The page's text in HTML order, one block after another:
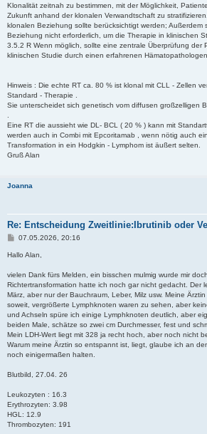
Klonalität zeitnah zu bestimmen, mit der Möglichkeit,
Zukunft anhand der klonalen Verwandtschaft zu
klonalen Beziehung sollte berücksichtigt werden; Außerdem
Beziehung nicht erforderlich, um die Therapie in klinischen
3.5.2 R Wenn möglich, sollte eine zentrale Überprüfung der
klinischen Studie durch einen erfahrenen
Hinweis : Die echte RT ca. 80 % ist klonal mit CLL - Zellen
Standard - Therapie .
Sie unterscheidet sich genetisch vom diffusen großzelligen
Eine RT die aussieht wie DL- BCL ( 20 % ) kann mit
werden auch in Combi mit Epcoritamab , wenn nötig auch
Transformation in ein Hodgkin - Lymphom ist äußert selten.
Gruß Alan
Joanna
Re: Entscheidung Zweitlinie:Ibrutinib oder
B
i
r
a
g
07.05.2026, 20:16
Hallo Alan,
vielen Dank fürs Melden, ein bisschen mulmig wurde mir
Richtertransformation hatte ich noch gar nicht gedacht. Der
März, aber nur der Bauchraum, Leber, Milz usw. Meine
soweit, vergrößerte Lymphknoten waren zu sehen, aber
und Achseln spüre ich einige Lymphknoten deutlich, aber
beiden Male, schätze so zwei cm Durchmesser, fest und
Mein LDH-Wert liegt mit 328 ja recht hoch, aber noch nicht
Warum meine Ärztin so entspannt ist, liegt, glaube ich an
noch einigermaßen halten.
Blutbild, 27.04. 26
Leukozyten : 16.3
Erythrozyten: 3.98
HGL: 12.9
Thrombozyten: 191